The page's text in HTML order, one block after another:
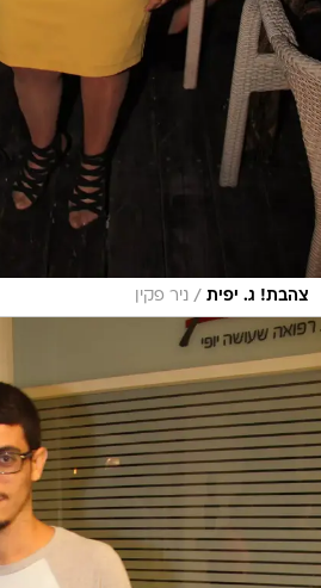
צהבת! ג. יפית / ניר פקין